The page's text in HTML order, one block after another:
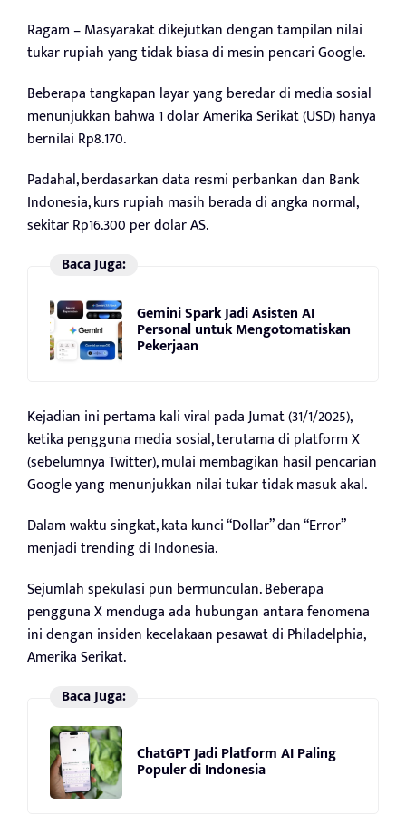
Ragam – Masyarakat dikejutkan dengan tampilan nilai
tukar rupiah yang tidak biasa di mesin pencari Google.
Beberapa tangkapan layar yang beredar di media sosial
menunjukkan bahwa 1 dolar Amerika Serikat (USD) hanya
bernilai Rp8.170.
Padahal, berdasarkan data resmi perbankan dan Bank
Indonesia, kurs rupiah masih berada di angka normal,
sekitar Rp16.300 per dolar AS.
Baca Juga:
Gemini Spark Jadi Asisten AI
Personal untuk Mengotomatiskan
Pekerjaan
Kejadian ini pertama kali viral pada Jumat (31/1/2025),
ketika pengguna media sosial, terutama di platform X
(sebelumnya Twitter), mulai membagikan hasil pencarian
Google yang menunjukkan nilai tukar tidak masuk akal.
Dalam waktu singkat, kata kunci “Dollar” dan “Error”
menjadi trending di Indonesia.
Sejumlah spekulasi pun bermunculan. Beberapa
pengguna X menduga ada hubungan antara fenomena
ini dengan insiden kecelakaan pesawat di Philadelphia,
Amerika Serikat.
Baca Juga:
ChatGPT Jadi Platform AI Paling
Populer di Indonesia